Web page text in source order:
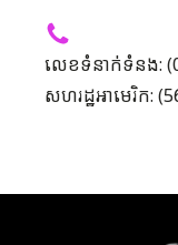
លេខទំនាក់ទំនង:
សហរដ្ឋអាមេរិក: